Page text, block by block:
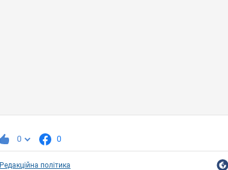
0 0
Редакційна політика